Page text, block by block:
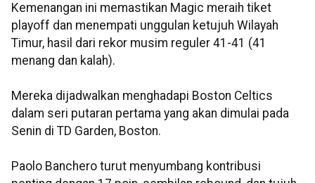
Kemenangan ini memastikan Magic meraih tiket
playoff dan menempati unggulan ketujuh Wilayah
Timur, hasil dari rekor musim reguler 41-41 (41
menang dan kalah).
Mereka dijadwalkan menghadapi Boston Celtics
dalam seri putaran pertama yang akan dimulai pada
Senin di TD Garden, Boston.
Paolo Banchero turut menyumbang kontribusi